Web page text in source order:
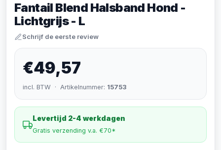
Fantail Blend Halsband Hond -
Lichtgrijs - L
Schrijf de eerste review
€49,57
incl. BTW · Artikelnummer: 15753
Levertijd 2-4 werkdagen
Gratis verzending v.a. €70*